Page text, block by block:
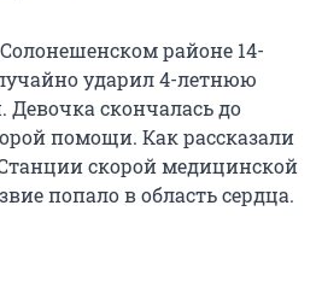
районе 14-
ударил 4-летнюю
Девочка скончалась до
помощи. Как рассказали
скорой медицинской
попало в область сердца.